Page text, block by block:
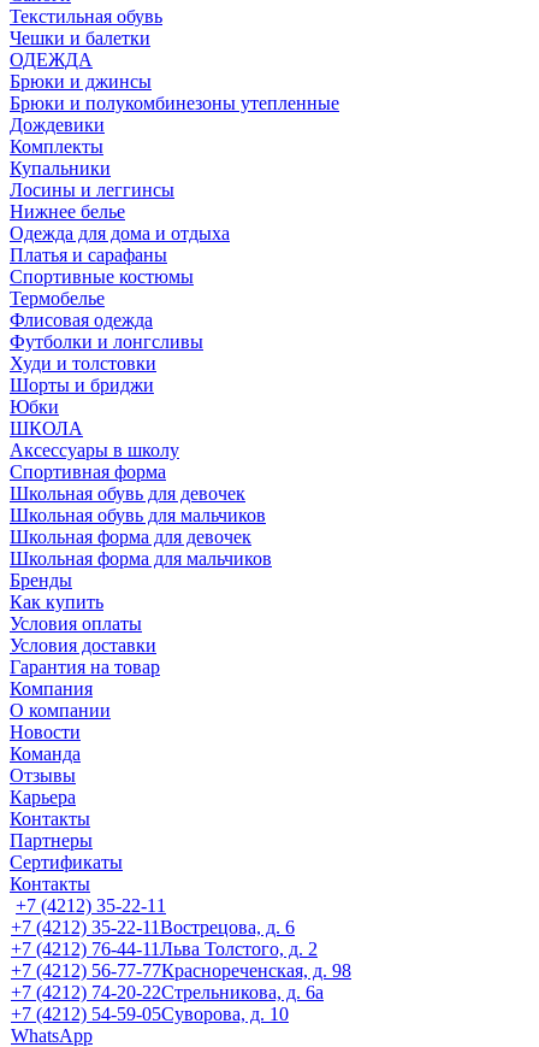
Текстильная обувь
Чешки и балетки
ОДЕЖДА
Брюки и джинсы
Брюки и полукомбинезоны утепленные
Дождевики
Комплекты
Купальники
Лосины и леггинсы
Нижнее белье
Одежда для дома и отдыха
Платья и сарафаны
Спортивные костюмы
Термобелье
Флисовая одежда
Футболки и лонгсливы
Худи и толстовки
Шорты и бриджи
Юбки
ШКОЛА
Аксессуары в школу
Спортивная форма
Школьная обувь для девочек
Школьная обувь для мальчиков
Школьная форма для девочек
Школьная форма для мальчиков
Бренды
Как купить
Условия оплаты
Условия доставки
Гарантия на товар
Компания
О компании
Новости
Команда
Отзывы
Карьера
Контакты
Партнеры
Сертификаты
Контакты
+7 (4212) 35-22-11
+7 (4212) 35-22-11Вострецова, д. 6
+7 (4212) 76-44-11Льва Толстого, д. 2
+7 (4212) 56-77-77Краснореченская, д. 98
+7 (4212) 74-20-22Стрельникова, д. 6а
+7 (4212) 54-59-05Суворова, д. 10
WhatsApp